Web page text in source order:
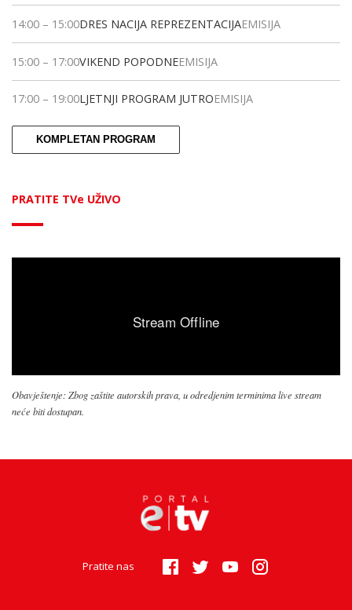
14:00 – 15:00DRES NACIJA REPREZENTACIJAEMISIJA
15:00 – 17:00VIKEND POPODNEEMISIJA
17:00 – 19:00LJETNJI PROGRAM JUTROEMISIJA
KOMPLETAN PROGRAM
PRATITE TVe UŽIVO
Obavještenje: Zbog zaštite autorskih prava, u odredjenim terminima live stream
neće biti dostupan.
Pratite nas